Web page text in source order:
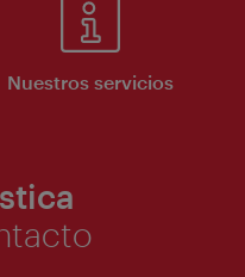
Nuestros servicios